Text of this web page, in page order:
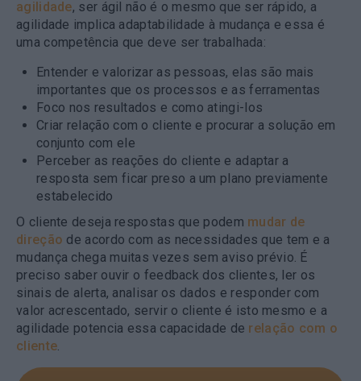
agilidade, ser ágil não é o mesmo que ser rápido, a
agilidade implica adaptabilidade à mudança e essa é
uma competência que deve ser trabalhada:
Entender e valorizar as pessoas, elas são mais
importantes que os processos e as ferramentas
Foco nos resultados e como atingi-los
Criar relação com o cliente e procurar a solução em
conjunto com ele
Perceber as reações do cliente e adaptar a
resposta sem ficar preso a um plano previamente
estabelecido
O cliente deseja respostas que podem mudar de
direção de acordo com as necessidades que tem e a
mudança chega muitas vezes sem aviso prévio. É
preciso saber ouvir o feedback dos clientes, ler os
sinais de alerta, analisar os dados e responder com
valor acrescentado, servir o cliente é isto mesmo e a
agilidade potencia essa capacidade de relação com o
cliente